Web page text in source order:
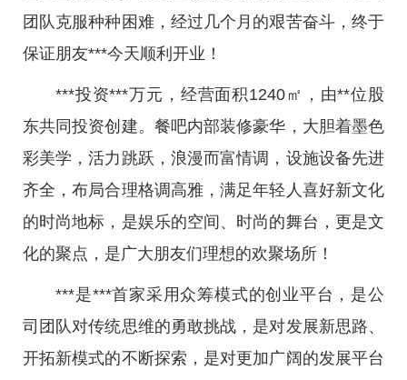
团队克服种种困难，经过几个月的艰苦奋斗，终于
保证朋友***今天顺利开业！
***投资***万元，经营面积1240㎡，由**位股
东共同投资创建。餐吧内部装修豪华，大胆着墨色
彩美学，活力跳跃，浪漫而富情调，设施设备先进
齐全，布局合理格调高雅，满足年轻人喜好新文化
的时尚地标，是娱乐的空间、时尚的舞台，更是文
化的聚点，是广大朋友们理想的欢聚场所！
***是***首家采用众筹模式的创业平台，是公
司团队对传统思维的勇敢挑战，是对发展新思路、
开拓新模式的不断探索，是对更加广阔的发展平台